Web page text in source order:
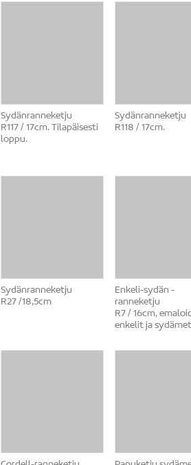
Sydänranneketju
R117 / 17cm. Tilapäisesti
loppu.
Sydänranneketju
R118 / 17cm.
Sydänranneketju
R27 /18,5cm
Enkeli-sydän -
ranneketju
R7 / 16cm,
enkelit ja